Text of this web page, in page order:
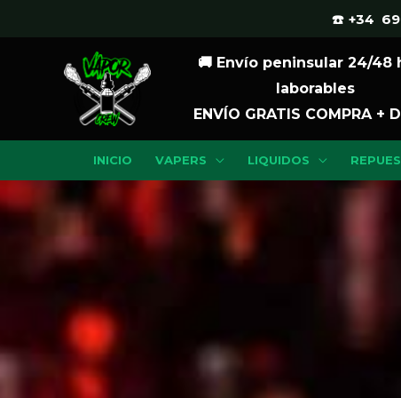
contenido
☎️ +34
🚚 Envío peninsular 24/48
laborables
ENVÍO GRATIS COMPRA +
INICIO VAPERS LIQUIDOS